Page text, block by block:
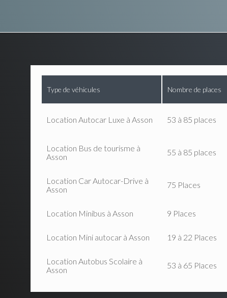
Type de véhicules Nombre de places
Location Autocar Luxe à Asson 53 à 85 places
Location Bus de tourisme à
Asson
55 à 85 places
Location Car Autocar-Drive à
Asson
75 Places
Location Minibus à Asson 9 Places
Location Mini autocar à Asson 19 à 22 Places
Location Autobus Scolaire à
Asson
53 à 65 Places